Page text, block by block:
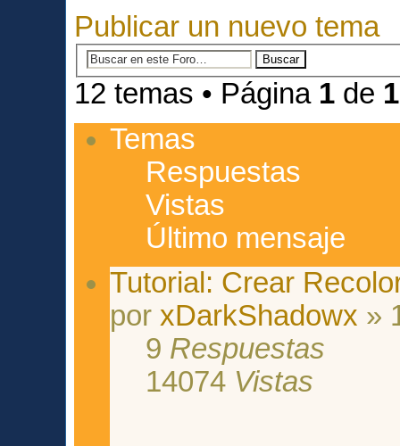
Publicar un nuevo tema
12 temas • Página 1 de 1
Temas
Respuestas
Vistas
Último mensaje
Tutorial: Crear
por xDarkShadowx »
9 Respuestas
14074 Vistas